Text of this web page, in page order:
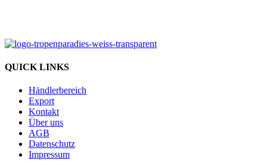
QUICK LINKS
Händlerbereich
Export
Kontakt
Über uns
AGB
Datenschutz
Impressum